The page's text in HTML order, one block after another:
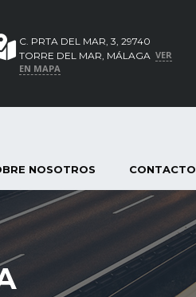
C. PRTA DEL MAR, 3, 29740
TORRE DEL MAR, MÁLAGA VER
EN MAPA
NOSOTROS CONTACTO